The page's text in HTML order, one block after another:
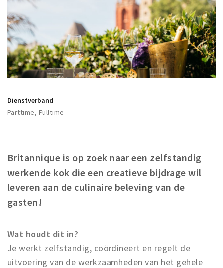
Winkels
Winkelgebieden
Parkeren
Bezienswaardigheden
Uitjes & activiteiten
Sport
Andere City Apps
Inloggen
Dienstverband
Parttime, Fulltime
Britannique is op zoek naar een zelfstandig
werkende kok die een creatieve bijdrage wil
leveren aan de culinaire beleving van de
gasten!
Wat houdt dit in?
Je werkt zelfstandig, coördineert en regelt de
uitvoering van de werkzaamheden van het gehele